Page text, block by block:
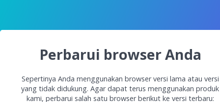
Perbarui browser Anda
Sepertinya Anda menggunakan browser versi lama atau versi
yang tidak didukung. Agar dapat terus menggunakan produk
kami, perbarui salah satu browser berikut ke versi terbaru: